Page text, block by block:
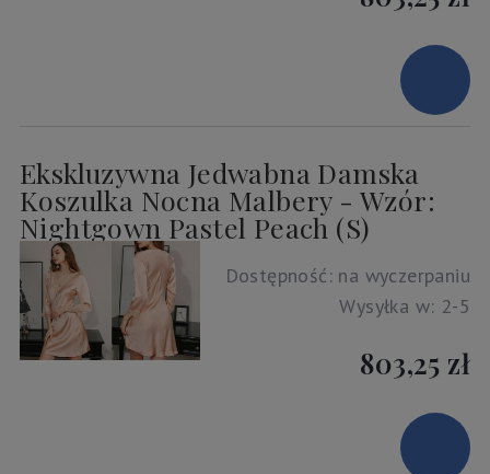
Ekskluzywna Jedwabna Damska
Koszulka Nocna Malbery - Wzór:
Nightgown Pastel Peach (S)
Dostępność: na wyczerpaniu
Wysyłka w: 2-5
803,25 zł